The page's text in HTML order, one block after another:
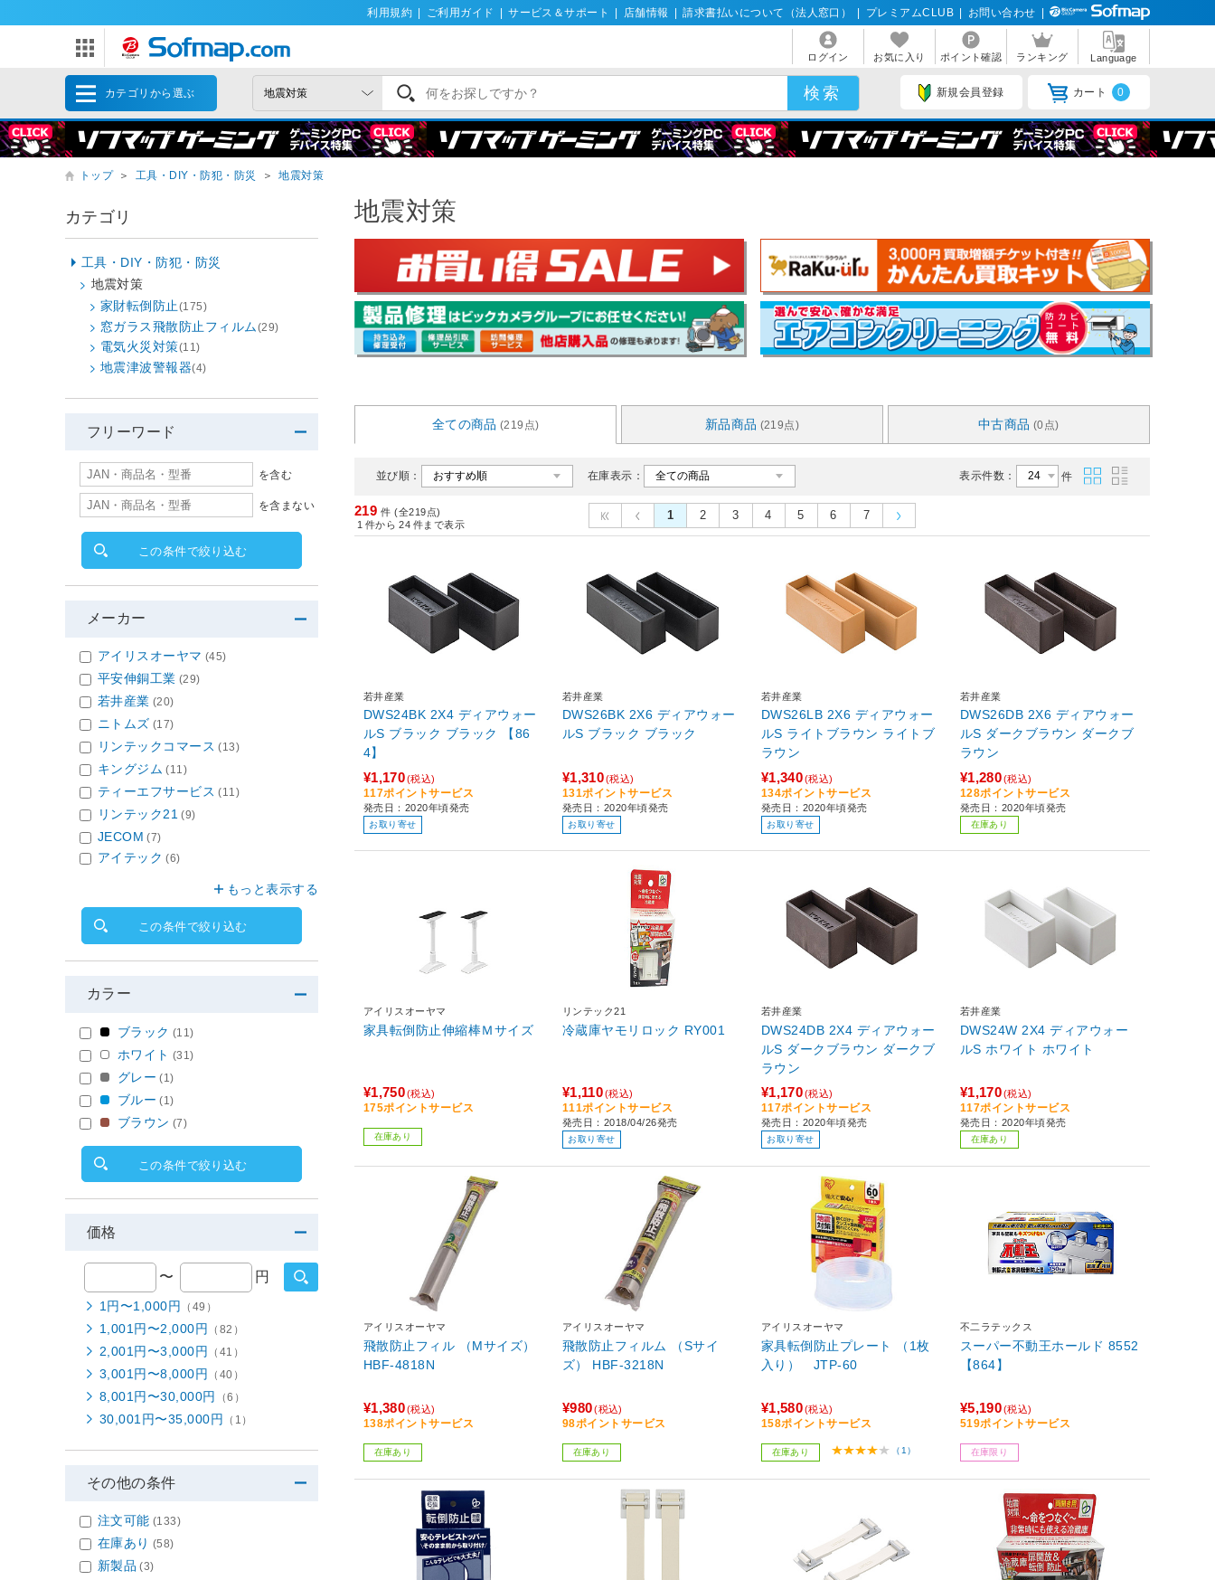
利用規約 ご利用ガイド サービス＆サポート 店舗情報 請求書払いについて（法人窓口） プレミアムCLUB お問い合わせ
ログイン お気に入り ポイント確認 ランキング Language
カテゴリから選ぶ 新規会員登録 カート 0
トップ ＞ 工具・DIY・防犯・防災 ＞ 地震対策
地震対策
全ての商品 (219点) 新品商品 (219点) 中古商品 (0点)
並び順： 在庫表示： 表示件数： 件
219 件 (全219点)
1 件から 24 件まで表示
1 2 3 4 5 6 7
若井産業
DWS24BK 2X4 ディアウォー
ルS ブラック ブラック 【86
4】
¥1,170(税込)
117ポイントサービス
発売日：2020年頃発売
お取り寄せ
若井産業
DWS26BK 2X6 ディアウォー
ルS ブラック ブラック
¥1,310(税込)
131ポイントサービス
発売日：2020年頃発売
お取り寄せ
若井産業
DWS26LB 2X6 ディアウォー
ルS ライトブラウン ライトブ
ラウン
¥1,340(税込)
134ポイントサービス
発売日：2020年頃発売
お取り寄せ
若井産業
DWS26DB 2X6 ディアウォー
ルS ダークブラウン ダークブ
ラウン
¥1,280(税込)
128ポイントサービス
発売日：2020年頃発売
在庫あり
アイリスオーヤマ
家具転倒防止伸縮棒Ｍサイズ
¥1,750(税込)
175ポイントサービス
在庫あり
リンテック21
冷蔵庫ヤモリロック RY001
¥1,110(税込)
111ポイントサービス
発売日：2018/04/26発売
お取り寄せ
若井産業
DWS24DB 2X4 ディアウォー
ルS ダークブラウン ダークブ
ラウン
¥1,170(税込)
117ポイントサービス
発売日：2020年頃発売
お取り寄せ
若井産業
DWS24W 2X4 ディアウォー
ルS ホワイト ホワイト
¥1,170(税込)
117ポイントサービス
発売日：2020年頃発売
在庫あり
アイリスオーヤマ
飛散防止フィル （Mサイズ）
HBF-4818N
¥1,380(税込)
138ポイントサービス
在庫あり
アイリスオーヤマ
飛散防止フィルム （Sサイ
ズ） HBF-3218N
¥980 (税込)
98ポイントサービス
在庫あり
アイリスオーヤマ
家具転倒防止プレート （1枚
入り） JTP-60
¥1,580(税込)
158ポイントサービス
在庫あり （1）
不二ラテックス
スーパー不動王ホールド 8552
【864】
¥5,190(税込)
519ポイントサービス
在庫限り
カテゴリ
工具・DIY・防犯・防災
地震対策
家財転倒防止 (175)
窓ガラス飛散防止フィルム(29)
電気火災対策(11)
地震津波警報器(4)
フリーワード
を含む
を含まない
この条件で絞り込む
メーカー
アイリスオーヤマ (45)
平安伸銅工業 (29)
若井産業 (20)
ニトムズ (17)
リンテックコマース (13)
キングジム (11)
ティーエフサービス (11)
リンテック21 (9)
JECOM (7)
アイテック (6)
もっと表示する
この条件で絞り込む
カラー
ブラック (11)
ホワイト (31)
グレー (1)
ブルー (1)
ブラウン (7)
この条件で絞り込む
価格
〜 円
1円〜1,000円 （49）
1,001円〜2,000円 （82）
2,001円〜3,000円 （41）
3,001円〜8,000円 （40）
8,001円〜30,000円 （6）
30,001円〜35,000円 （1）
その他の条件
注文可能 (133)
在庫あり (58)
新製品 (3)